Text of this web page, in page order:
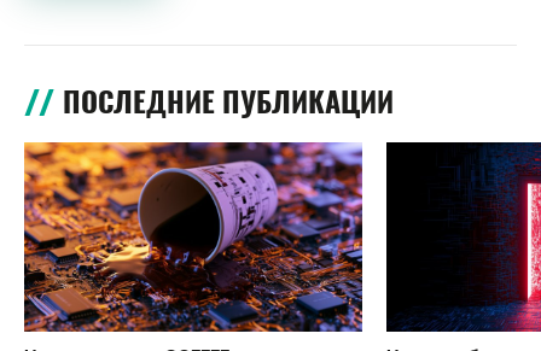
ПОСЛЕДНИЕ ПУБЛИКАЦИИ